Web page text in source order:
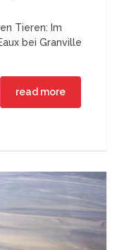
Tieren: Im
bei Granville
read more